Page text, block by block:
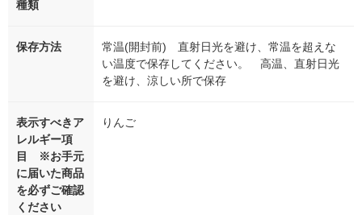
種類
保存方法
常温(開封前) 直射日光を避け、常温を超えな
い温度で保存してください。 高温、直射日光
を避け、涼しい所で保存
表示すべきア
レルギー項
目 ※お手元
に届いた商品
を必ずご確認
ください
りんご